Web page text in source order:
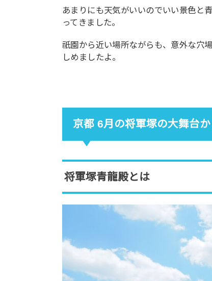
あまりにも天気がいいのでいい景色と
ってきました。
祇園から近い場所ながらも、意外な穴
しめましたよ。
京都 6月の将軍塚の大舞台
将軍塚青龍殿とは